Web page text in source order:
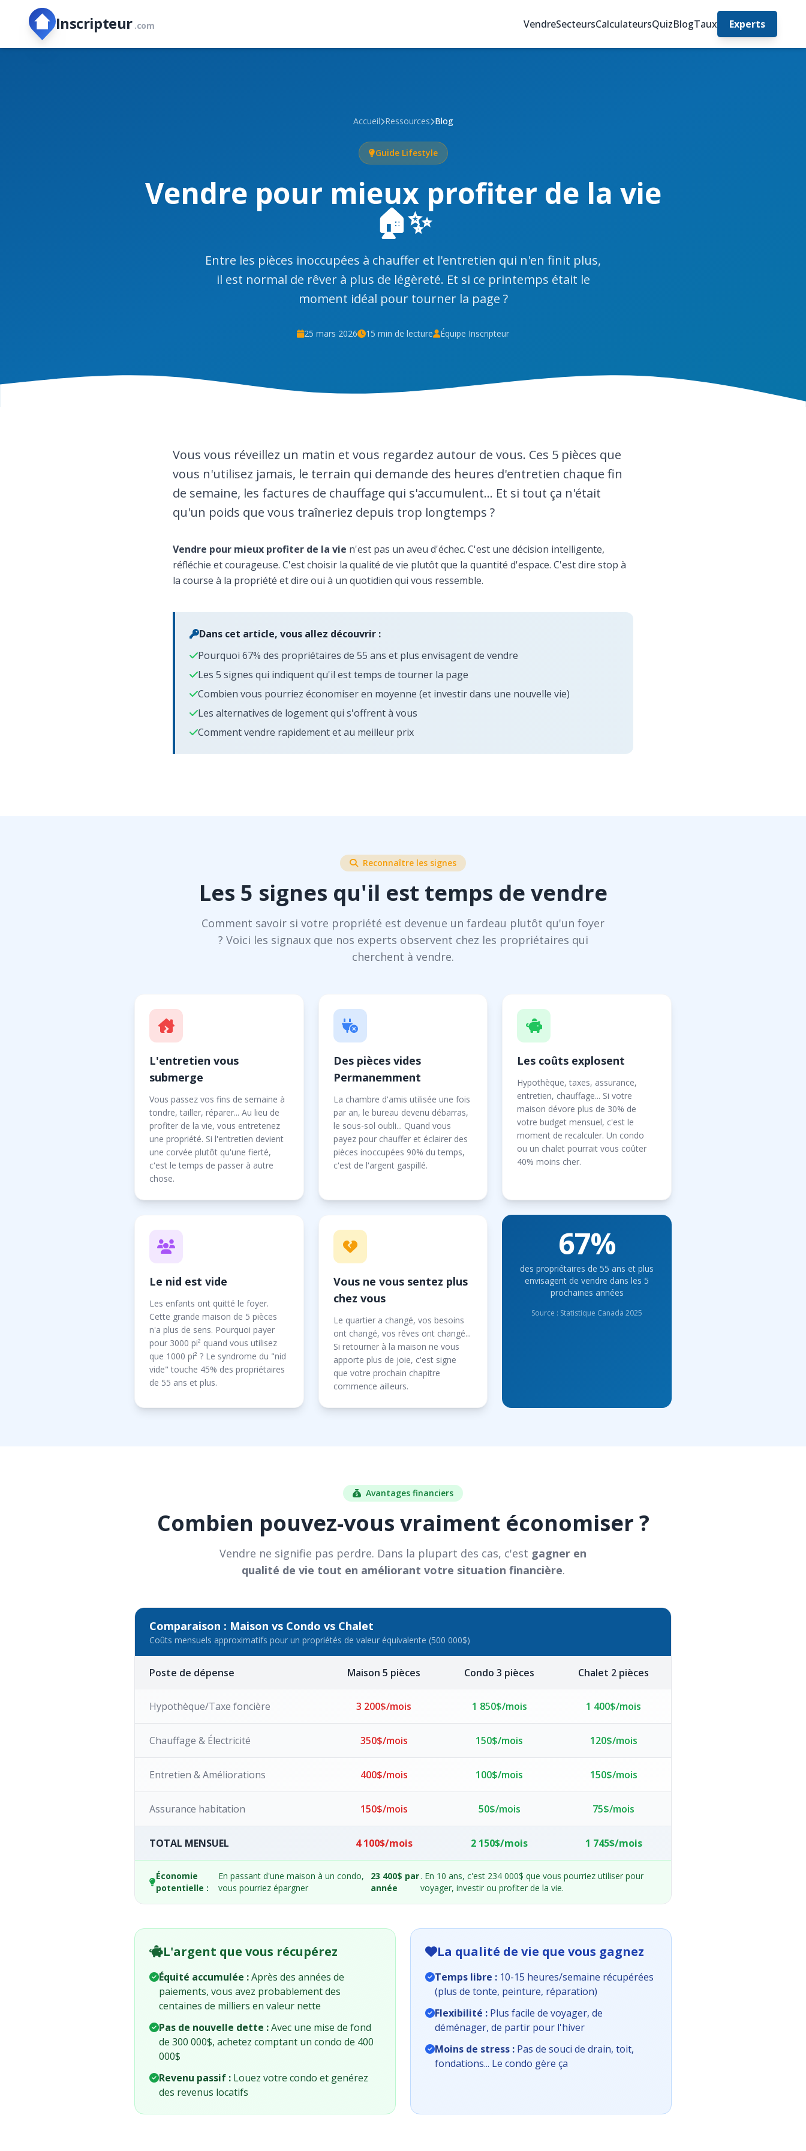
Inscripteur .com VendreSecteursCalculateursQuizBlogTaux Experts
Accueil Ressources Blog
Guide Lifestyle
Vendre pour mieux profiter de la vie
🏠✨
Entre les pièces inoccupées à chauffer et l'entretien qui n'en finit plus,
il est normal de rêver à plus de légèreté. Et si ce printemps était le
moment idéal pour tourner la page ?
25 mars 2026 15 min de lecture Équipe Inscripteur
Vous vous réveillez un matin et vous regardez autour de vous. Ces 5 pièces que
vous n'utilisez jamais, le terrain qui demande des heures d'entretien chaque fin
de semaine, les factures de chauffage qui s'accumulent... Et si tout ça n'était
qu'un poids que vous traîneriez depuis trop longtemps ?
Vendre pour mieux profiter de la vie n'est pas un aveu d'échec. C'est une décision intelligente,
réfléchie et courageuse. C'est choisir la qualité de vie plutôt que la quantité d'espace. C'est dire stop à
la course à la propriété et dire oui à un quotidien qui vous ressemble.
Dans cet article, vous allez découvrir :
Pourquoi 67% des propriétaires de 55 ans et plus envisagent de vendre
Les 5 signes qui indiquent qu'il est temps de tourner la page
Combien vous pourriez économiser en moyenne (et investir dans une nouvelle vie)
Les alternatives de logement qui s'offrent à vous
Comment vendre rapidement et au meilleur prix
Reconnaître les signes
Les 5 signes qu'il est temps de vendre
Comment savoir si votre propriété est devenue un fardeau plutôt qu'un foyer
? Voici les signaux que nos experts observent chez les propriétaires qui
cherchent à vendre.
L'entretien vous
submerge
Vous passez vos fins de semaine à
tondre, tailler, réparer... Au lieu de
profiter de la vie, vous entretenez
une propriété. Si l'entretien devient
une corvée plutôt qu'une fierté,
c'est le temps de passer à autre
chose.
Des pièces vides
Permanemment
La chambre d'amis utilisée une fois
par an, le bureau devenu débarras,
le sous-sol oubli... Quand vous
payez pour chauffer et éclairer des
pièces inoccupées 90% du temps,
c'est de l'argent gaspillé.
Les coûts explosent
Hypothèque, taxes, assurance,
entretien, chauffage... Si votre
maison dévore plus de 30% de
votre budget mensuel, c'est le
moment de recalculer. Un condo
ou un chalet pourrait vous coûter
40% moins cher.
Le nid est vide
Les enfants ont quitté le foyer.
Cette grande maison de 5 pièces
n'a plus de sens. Pourquoi payer
pour 3000 pi² quand vous utilisez
que 1000 pi² ? Le syndrome du "nid
vide" touche 45% des propriétaires
de 55 ans et plus.
Vous ne vous sentez plus
chez vous
Le quartier a changé, vos besoins
ont changé, vos rêves ont changé...
Si retourner à la maison ne vous
apporte plus de joie, c'est signe
que votre prochain chapitre
commence ailleurs.
67%
des propriétaires de 55 ans et plus
envisagent de vendre dans les 5
prochaines années
Source : Statistique Canada 2025
Avantages financiers
Combien pouvez-vous vraiment économiser ?
Vendre ne signifie pas perdre. Dans la plupart des cas, c'est gagner en
qualité de vie tout en améliorant votre situation financière.
Comparaison : Maison vs Condo vs Chalet
Coûts mensuels approximatifs pour un propriétés de valeur équivalente (500 000$)
Poste de dépense Maison 5 pièces Condo 3 pièces Chalet 2 pièces
Hypothèque/Taxe foncière 3 200$/mois 1 850$/mois 1 400$/mois
Chauffage & Électricité 350$/mois 150$/mois 120$/mois
Entretien & Améliorations 400$/mois 100$/mois 150$/mois
Assurance habitation 150$/mois 50$/mois 75$/mois
TOTAL MENSUEL 4 100$/mois 2 150$/mois 1 745$/mois
Économie
potentielle :
En passant d'une maison à un condo,
vous pourriez épargner
23 400$ par
année
. En 10 ans, c'est 234 000$ que vous pourriez utiliser pour
voyager, investir ou profiter de la vie.
L'argent que vous récupérez
Équité accumulée :Après des années de
paiements, vous avez probablement des
centaines de milliers en valeur nette
Pas de nouvelle dette :Avec une mise de fond
de 300 000$, achetez comptant un condo de 400
000$
Revenu passif : Louez votre condo et genérez
des revenus locatifs
La qualité de vie que vous gagnez
Temps libre : 10-15 heures/semaine récupérées
(plus de tonte, peinture, réparation)
Flexibilité : Plus facile de voyager, de
déménager, de partir pour l'hiver
Moins de stress : Pas de souci de drain, toit,
fondations... Le condo gère ça